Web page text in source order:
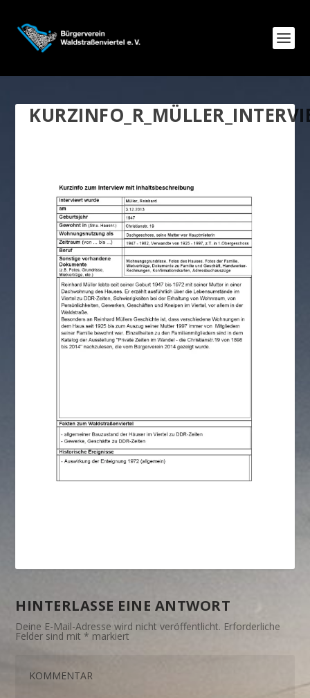
HINTERLASSE EINE ANTWORT
Deine E-Mail-Adresse wird nicht veröffentlicht. Erforderliche
Felder sind mit* markiert